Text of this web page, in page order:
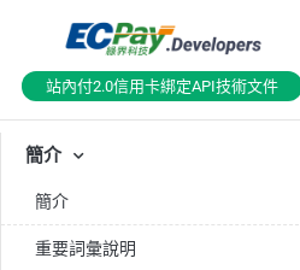
站內付2.0信用卡綁定API技術文件
簡介
簡介
重要詞彙說明